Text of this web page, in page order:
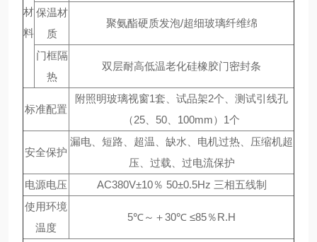
材
料
保温材
质
聚氨酯硬质发泡/超细玻璃纤维绵
门框隔
热
双层耐高低温老化硅橡胶门密封条
标准配置
附照明玻璃视窗1套、试品架2个、测试引线孔
（25、50、100mm）1个
安全保护
漏电、短路、超温、缺水、电机过热、压缩机超
压、过载、过电流保护
电源电压
AC380V±10％ 50±0.5Hz 三相五线制
使用环境
温度
5℃～＋30℃ ≤85％R.H